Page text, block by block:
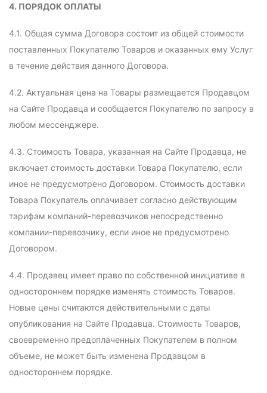
4. ПОРЯДОК ОПЛАТЫ
4.1. Общая сумма Договора состоит из общей стоимости
поставленных Покупателю Товаров и оказанных ему Услуг
в течение действия данного Договора.
4.2. Актуальная цена на Товары размещается Продавцом
на Сайте Продавца и сообщается Покупателю по запросу в
любом мессенджере.
4.3. Стоимость Товара, указанная на Сайте Продавца, не
включает стоимость доставки Товара Покупателю, если
иное не предусмотрено Договором. Стоимость доставки
Товара Покупатель оплачивает согласно действующим
тарифам компаний-перевозчиков непосредственно
компании-перевозчику, если иное не предусмотрено
Договором.
4.4. Продавец имеет право по собственной инициативе в
одностороннем порядке изменять стоимость Товаров.
Новые цены считаются действительными с даты
опубликования на Сайте Продавца. Стоимость Товаров,
своевременно предоплаченных Покупателем в полном
объеме, не может быть изменена Продавцом в
одностороннем порядке.